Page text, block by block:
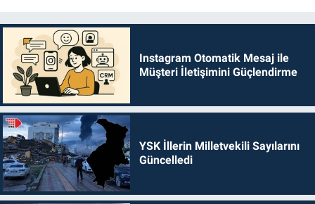
Instagram Otomatik Mesaj ile
Müşteri İletişimini Güçlendirme
YSK İllerin Milletvekili Sayılarını
Güncelledi